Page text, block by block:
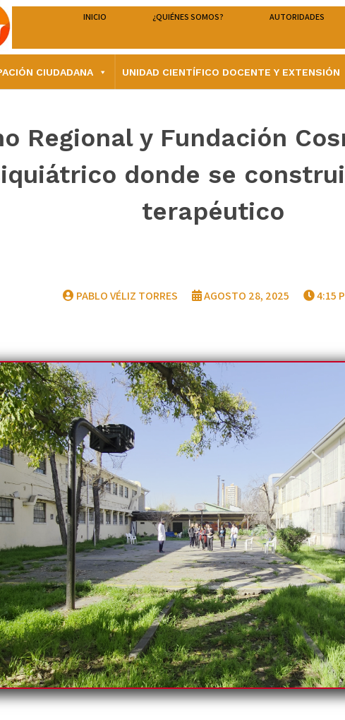
INICIO ¿QUIÉNES SOMOS? AUTORIDADES
CIUDADANA UNIDAD CIENTÍFICO DOCENTE Y EXTENSIÓN
Regional y Fundación
donde se
terapéutico
PABLO VÉLIZ TORRES AGOSTO 28, 2025 4:15